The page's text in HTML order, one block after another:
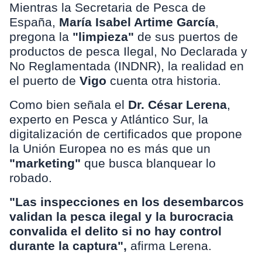
Mientras la Secretaria de Pesca de
España, María Isabel Artime García,
pregona la "limpieza" de sus puertos de
productos de pesca Ilegal, No Declarada y
No Reglamentada (INDNR), la realidad en
el puerto de Vigo cuenta otra historia.
Como bien señala el Dr. César Lerena,
experto en Pesca y Atlántico Sur, la
digitalización de certificados que propone
la Unión Europea no es más que un
"marketing" que busca blanquear lo
robado.
"Las inspecciones en los desembarcos
validan la pesca ilegal y la burocracia
convalida el delito si no hay control
durante la captura", afirma Lerena.